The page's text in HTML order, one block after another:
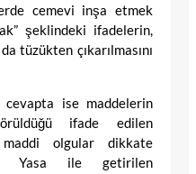
cemevi inşa etmek
şeklindeki ifadelerin,
tüzükten çıkarılmasını
ise maddelerin
ifade edilen
olgular dikkate
Yasa ile getirilen